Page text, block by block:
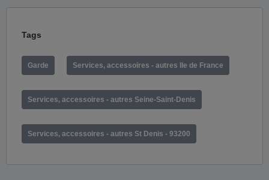
Tags
Garde Services, accessoires - autres Ile de France
Services, accessoires - autres Seine-Saint-Denis
Services, accessoires - autres St Denis - 93200